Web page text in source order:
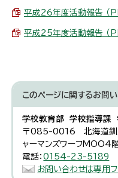
平成26年度活動報告 （
平成25年度活動報告 （
このページに関するお問
学校教育部 学校指導課
〒085-0016 北海道釧
ャーマンズワーフMOO4
電話：0154-23-5189
お問い合わせは専用フ